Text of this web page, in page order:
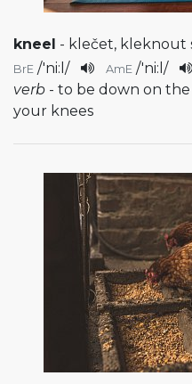
kneel - klečet, kleknout
BrE /'ni:l / AmE /'ni:l /
verb - to be down on
your knees